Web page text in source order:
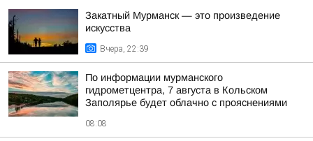
Закатный Мурманск — это произведение
искусства
Вчера, 22:39
По информации мурманского
гидрометцентра, 7 августа в Кольском
Заполярье будет облачно с прояснениями
08:08